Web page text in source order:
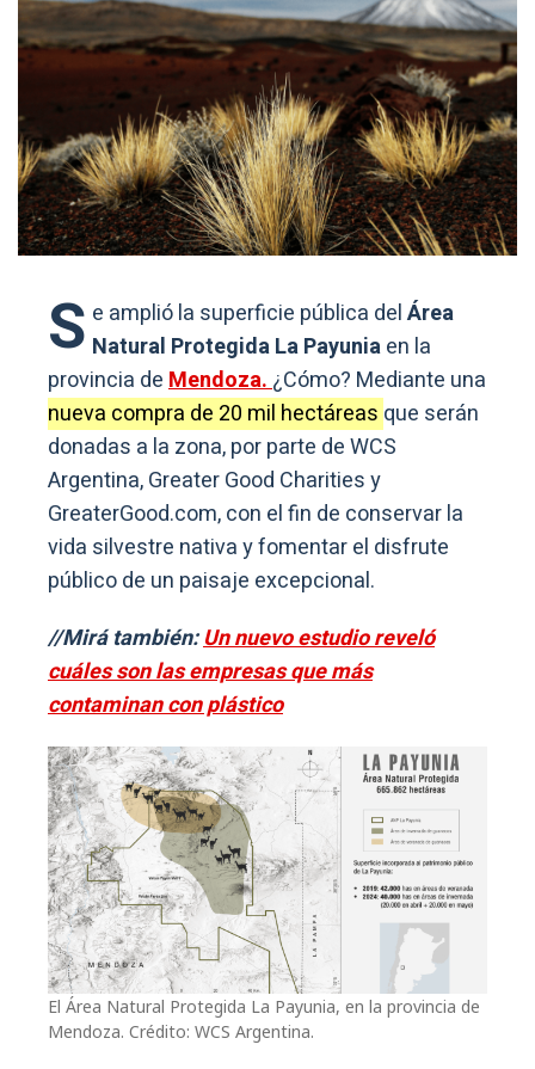
S e amplió la superficie pública delÁrea
Natural Protegida La Payuniaen la
provincia deMendoza.¿Cómo? Mediante una
nueva compra de 20 mil hectáreas que serán
donadas a la zona, por parte de WCS
Argentina, Greater Good Charities y
GreaterGood.com, con el fin de conservar la
vida silvestre nativa y fomentar el disfrute
público de un paisaje excepcional.
//Mirá también:Un nuevo estudio reveló
cuáles son las empresas que más
contaminan con plástico
El Área Natural Protegida La Payunia, en la provincia de
Mendoza. Crédito: WCS Argentina.